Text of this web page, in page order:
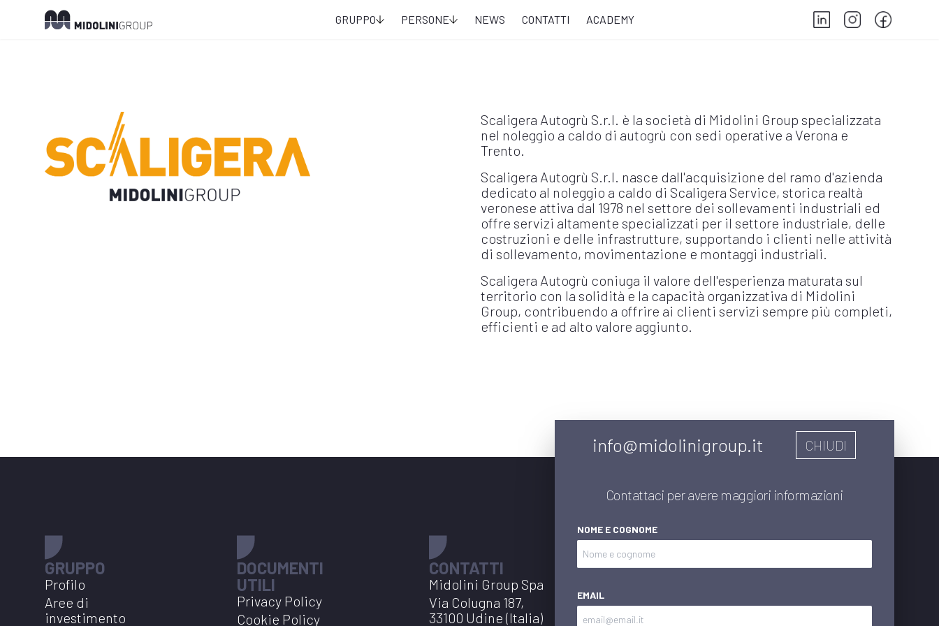
GRUPPO PERSONE NEWS CONTATTI ACADEMY
Scaligera Autogrù S.r.l. è la società di Midolini Group specializzata
nel noleggio a caldo di autogrù con sedi operative a Verona e
Trento.
Scaligera Autogrù S.r.l. nasce dall'acquisizione del ramo d'azienda
dedicato al noleggio a caldo di Scaligera Service, storica realtà
veronese attiva dal 1978 nel settore dei sollevamenti industriali ed
offre servizi altamente specializzati per il settore industriale, delle
costruzioni e delle infrastrutture, supportando i clienti nelle attività
di sollevamento, movimentazione e montaggi industriali.
Scaligera Autogrù coniuga il valore dell'esperienza maturata sul
territorio con la solidità e la capacità organizzativa di Midolini
Group, contribuendo a offrire ai clienti servizi sempre più completi,
efficienti e ad alto valore aggiunto.
GRUPPO
Profilo
Aree di
investimento
DOCUMENTI
UTILI
Privacy Policy
Cookie Policy
CONTATTI
Midolini Group Spa
Via Colugna 187,
33100 Udine (Italia)
info@midolinigroup.it CHIUDI
Contattaci per avere maggiori informazioni
NOME E COGNOME
EMAIL